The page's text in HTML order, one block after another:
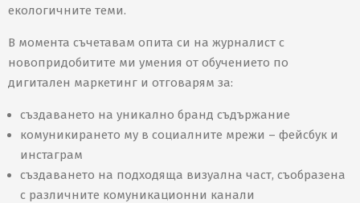
екологичните теми.
В момента съчетавам опита си на журналист с
новопридобитите ми умения от обучението по
дигитален маркетинг и отговарям за:
създаването на уникално бранд съдържание
комуникирането му в социалните мрежи – фейсбук и
инстаграм
създаването на подходяща визуална част, съобразена
с различните комуникационни канали